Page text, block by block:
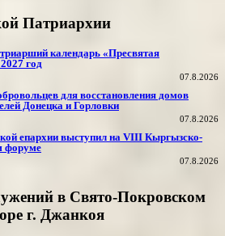
Патриархии
календарь «Пресвятая
год
07.8.2026
для восстановления домов
Донецка и Горловки
07.8.2026
епархии выступил на VIII Кыргызско-
форуме
07.8.2026
в Свято-Покровском
г. Джанкоя